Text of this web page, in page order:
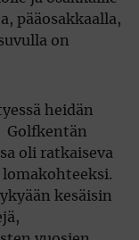
pääosakkaalla,
on
heidän
Golfkentän
oli ratkaiseva
kesäisin